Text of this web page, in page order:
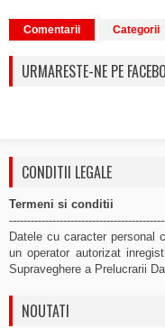
Comentarii Categorii
URMARESTE-NE PE
CONDITII LEGALE
Termeni si conditii
Datele cu caracter personal
un operator autorizat
Supraveghere a Prelucrarii
NOUTATI